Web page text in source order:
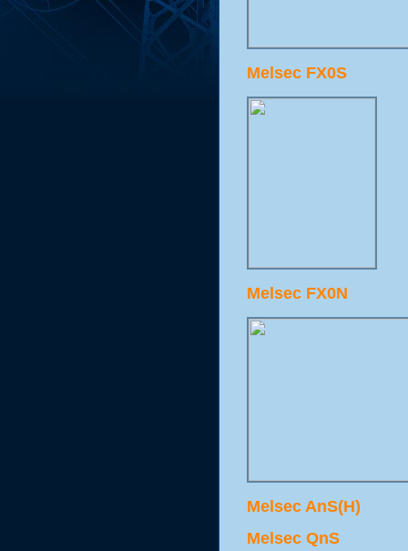
Melsec FX0S
Melsec FX0N
Melsec AnS(H)
Melsec QnS